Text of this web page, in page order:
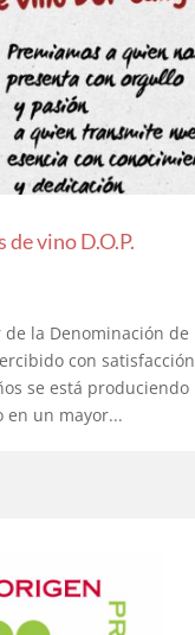
de vino D.O.P.
de la Denominación de
con satisfacción
se está produciendo
en un mayor...